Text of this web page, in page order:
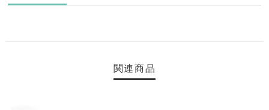
関連商品